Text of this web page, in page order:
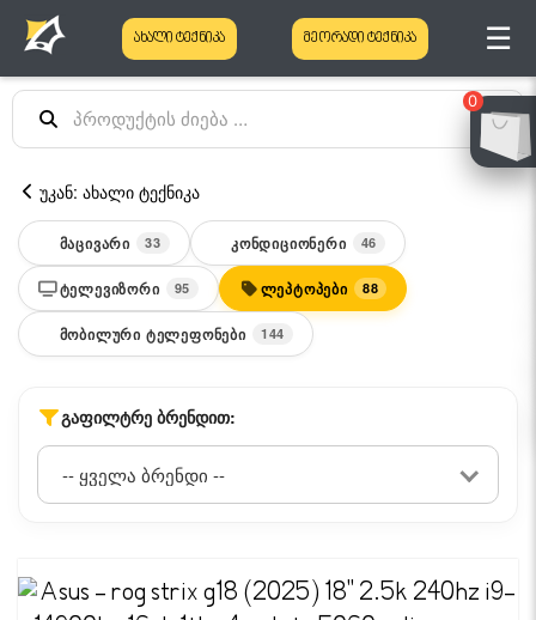
0
ახალი ტექნიკა მეორადი ტექნიკა ☰
უკან: ახალი ტექნიკა
ᲛᲐᲪᲘᲕᲐᲠᲘ 33 ᲙᲝᲜᲓᲘᲪᲘᲝᲜᲔᲠᲘ 46
ᲢᲔᲚᲔᲕᲘᲖᲝᲠᲘ 95 ᲚᲔᲞᲢᲝᲞᲔᲑᲘ 88
ᲛᲝᲑᲘᲚᲣᲠᲘ ᲢᲔᲚᲔᲤᲝᲜᲔᲑᲘ 144
ᲒᲐᲤᲘᲚᲢᲠᲔ ᲑᲠᲔᲜᲓᲘᲗ: